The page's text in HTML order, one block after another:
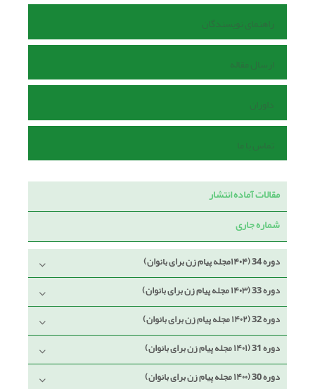
راهنمای نویسندگان
ارسال مقاله
داوران
تماس با ما
مقالات آماده انتشار
شماره جاری
دوره 34 (۱۴۰۴مجله پیام زن برای بانوان)
دوره 33 (۱۴۰۳ مجله پیام زن برای بانوان)
دوره 32 (۱۴۰۲ مجله پیام زن برای بانوان)
دوره 31 (۱۴۰۱ مجله پیام زن برای بانوان)
دوره 30 (۱۴۰۰ مجله پیام زن برای بانوان)